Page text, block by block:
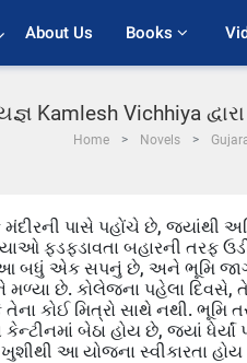
About Us Books
Kamlesh Vichhiya
Home Novels
પાસે પહોંચે છે, જ્યાંથી
ફડફડાવતા બહારની તરફ
એક સપનું છે, અને ભૂમિ
છે. કોલેજના પહેલા દિવસે,
કોઈ મિત્રો સાથે નથી. ભૂમિ
બેઠા હોય છે, જ્યાં
આ યોજના સ્વીકારતા